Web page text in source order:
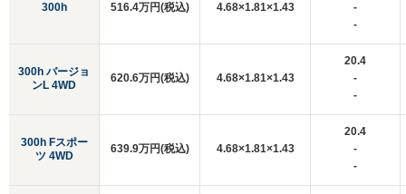
300h
300h バージョ
ンL 4WD
300h Fスポー
ツ 4WD
516.4万円(税込) 4.68×1.81×1.43
-
-
620.6万円(税込) 4.68×1.81×1.43
20.4
-
-
639.9万円(税込) 4.68×1.81×1.43
20.4
-
-